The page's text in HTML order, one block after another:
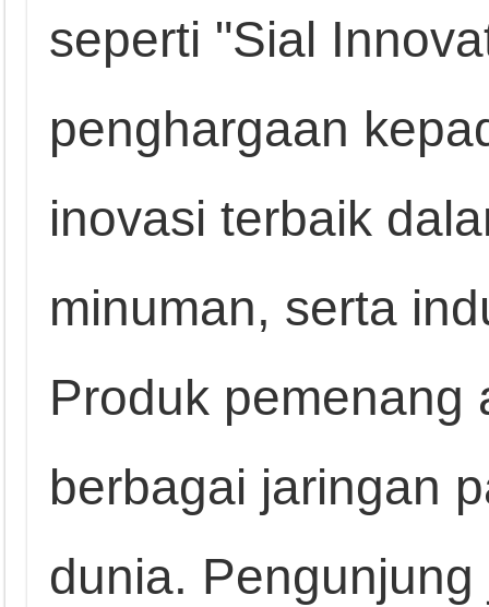
seperti "Sial
penghargaan
inovasi terbaik
minuman, serta
Produk pemenang
berbagai jaringan
dunia.